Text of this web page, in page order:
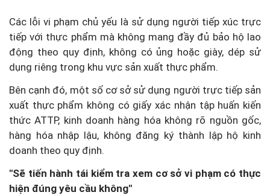
Các lỗi vi phạm chủ yếu là sử dụng người tiếp xúc trực
tiếp với thực phẩm mà không mang đầy đủ bảo hộ lao
động theo quy định, không có ủng hoặc giày, dép sử
dụng riêng trong khu vực sản xuất thực phẩm.
Bên cạnh đó, một số cơ sở sử dụng người trực tiếp sản
xuất thực phẩm không có giấy xác nhận tập huấn kiến
thức ATTP, kinh doanh hàng hóa không rõ nguồn gốc,
hàng hóa nhập lậu, không đăng ký thành lập hộ kinh
doanh theo quy định.
"Sẽ tiến hành tái kiểm tra xem cơ sở vi phạm có thực
hiện đúng yêu cầu không"